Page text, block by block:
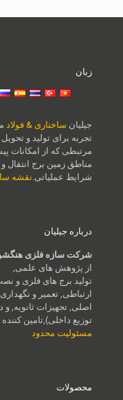
زبان
جیلیان ساختاری & فولاد
تجربه برای تولید و تحویل
مرتبطی که از امکانات
مناطق زمین برج انتقال
شرایط عملیاتی.نقشه
درباره جیلیان
شرکت سازه فلزی
از پژوهش های علمی,
تولید برج های فلزی و
ارتباطی, تعمیر و
اصلی, تجهیزات ثانویه,
توزیع داخلی),تامین کننده
مسئولیت محدود
محصولات